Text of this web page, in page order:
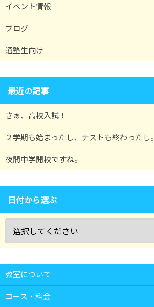
イベント情報
ブログ
通塾生向け
最近の記事
さぁ、高校入試！
２学期も始まったし、テストも終わったし。
夜間中学開校ですね。
日付から選ぶ
教室について
コース・料金